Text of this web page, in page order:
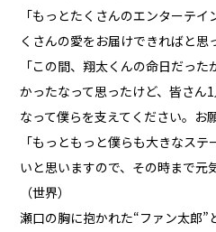
「もっとたくさんのエンターテ
くさんの愛をお届けできればと思
「この間、翔太くんの命日だっ
かったなって思ったけど、皆さん
なって僕らを支えてください。お
「もっともっと僕らも大きなス
いと思いますので、その時まで元
（世界）
瀬口の胸に抱かれた“ファン太郎